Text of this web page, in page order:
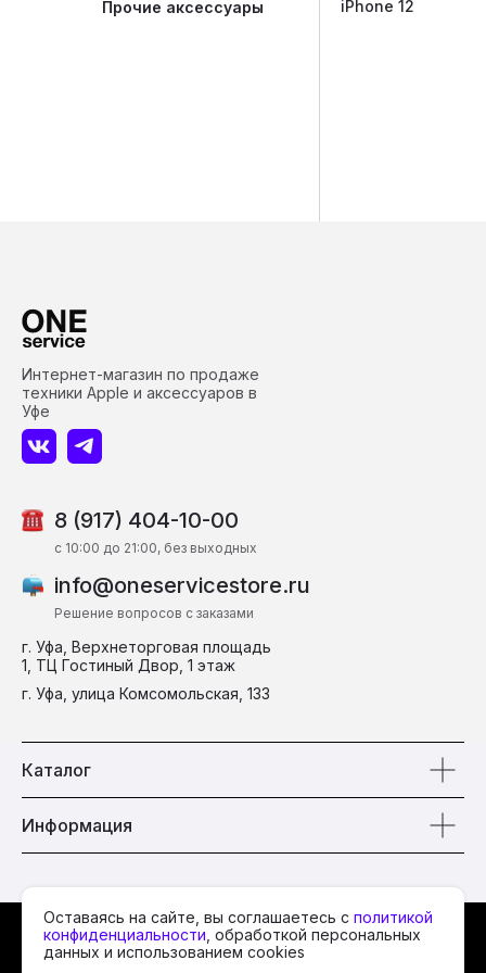
Прочие аксессуары
iPhone 12
Оставаясь на сайте, вы соглашаетесь с политикой
конфиденциальности , обработкой персональных
данных и использованием cookies
8 (917) 404-10-00
г. Уфа, Верхнеторговая площадь
1, ТЦ Гостиный Двор, 1 этаж
г. Уфа, улица Комсомольская, 133
info@oneservicestore.ru
c 10:00 до 21:00, без выходных
Решение вопросов с заказами
Интернет-магазин по продаже
техники Apple и аксессуаров в
Уфе
Каталог
Информация
© 2026 One Service